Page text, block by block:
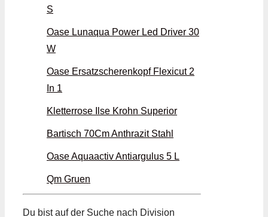
S
Oase Lunaqua Power Led Driver 30
W
Oase Ersatzscherenkopf Flexicut 2
In 1
Kletterrose Ilse Krohn Superior
Bartisch 70Cm Anthrazit Stahl
Oase Aquaactiv Antiargulus 5 L
Qm Gruen
Du bist auf der Suche nach Division